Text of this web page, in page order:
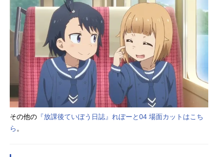
その他の 『放課後ていぼう日誌』れぽーと04 場面カットはこち
ら 。